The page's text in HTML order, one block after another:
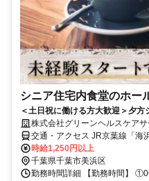
シニア住宅内食堂のホー
＜土日祝に働ける方大歓迎＞夕方
株式会社グリーンヘルスケア
イパーク_0P4989
交通・アクセス JR京葉線「海
時給1,250円以上
千葉県千葉市美浜区
勤務時間詳細 【勤務時間】